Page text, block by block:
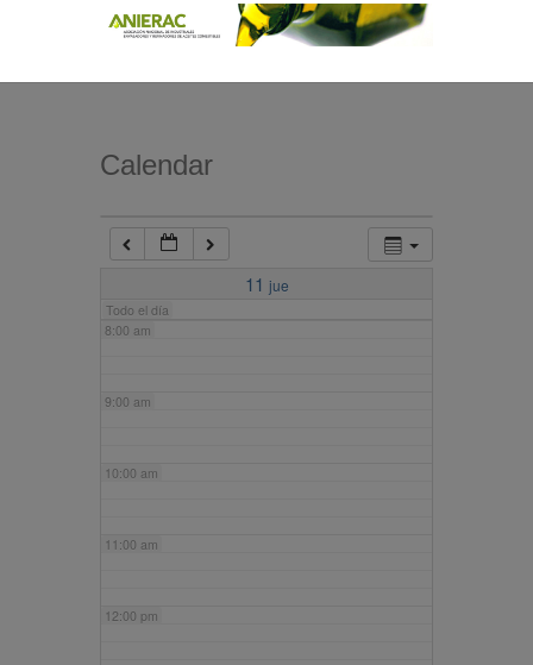
Calendar
11 jue
Todo el día
7:00 am
8:00 am
9:00 am
10:00 am
11:00 am
12:00 pm